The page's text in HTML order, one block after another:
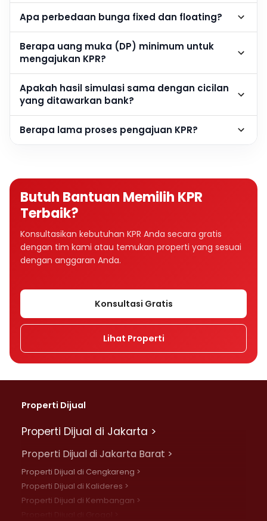
Apa perbedaan bunga fixed dan floating?
Berapa uang muka (DP) minimum untuk
mengajukan KPR?
Apakah hasil simulasi sama dengan cicilan
yang ditawarkan bank?
Berapa lama proses pengajuan KPR?
Butuh Bantuan Memilih KPR
Terbaik?
Konsultasikan kebutuhan KPR Anda secara gratis
dengan tim kami atau temukan properti yang sesuai
dengan anggaran Anda.
Konsultasi Gratis
Lihat Properti
Properti Dijual
Properti Dijual di Jakarta >
Properti Dijual di Jakarta Barat >
Properti Dijual di Cengkareng >
Properti Dijual di Kalideres >
Properti Dijual di Kembangan >